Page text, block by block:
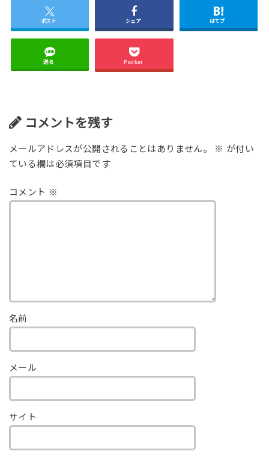
ポスト シェア はてブ
送る Pocket
コメントを残す
メールアドレスが公開されることはありません。 ※ が付い
ている欄は必須項目です
コメント ※
名前
メール
サイト